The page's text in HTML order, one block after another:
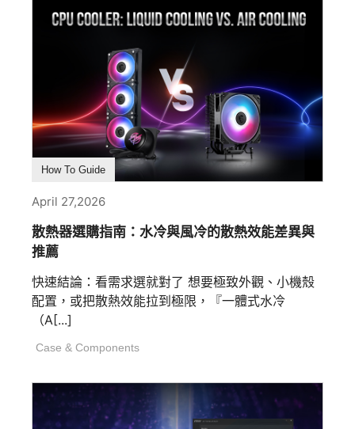
How To Guide
April 27,2026
散熱器選購指南：水冷與風冷的散熱效能差異與
推薦
快速結論：看需求選就對了 想要極致外觀、小機殼
配置，或把散熱效能拉到極限，『一體式水冷
（A[...]
Case & Components